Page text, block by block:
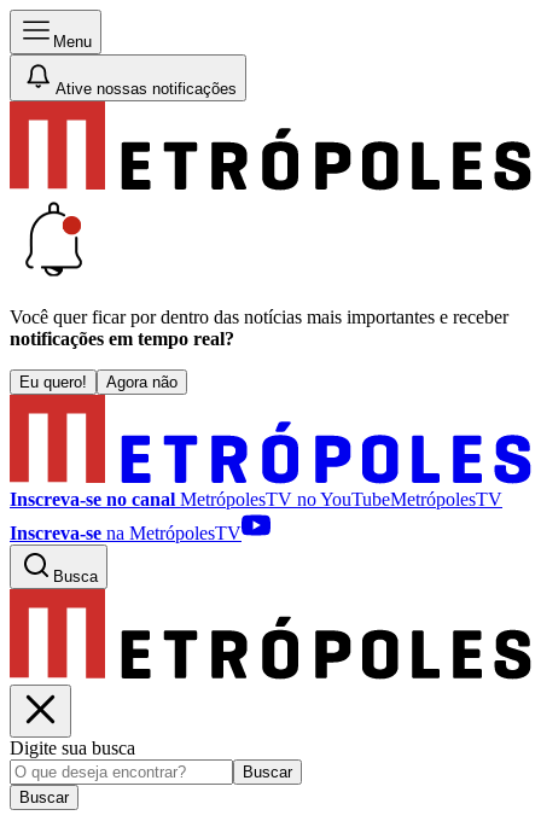
Menu
Ative nossas notificações
Você quer ficar por dentro das notícias mais importantes e receber
notificações em tempo real?
Eu quero! Agora não
Inscreva-se no canal MetrópolesTV noYouTubeMetrópolesTV
Inscreva-se na MetrópolesTV
Busca
Digite sua busca
Buscar
Buscar